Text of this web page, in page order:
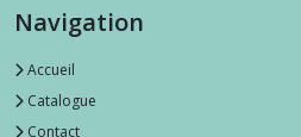
Navigation
Accueil
Catalogue
Contact